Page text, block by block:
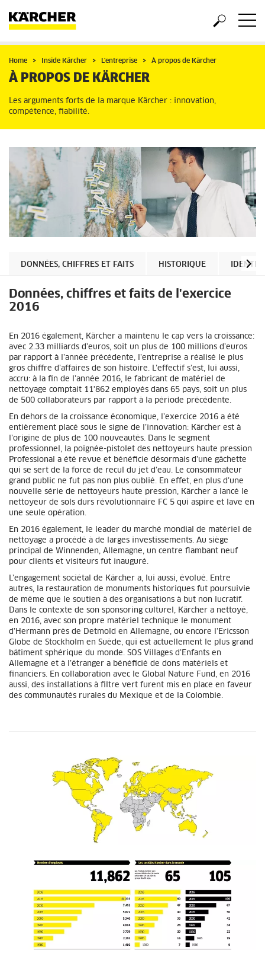
Home Inside Kärcher L'entreprise À propos de Kärcher
À PROPOS DE KÄRCHER
Les arguments forts de la marque Kärcher : innovation,
compétence, fiabilité.
DONNÉES, CHIFFRES ET FAITS HISTORIQUE
Données, chiffres et faits de l'exercice
2016
En 2016 également, Kärcher a maintenu le cap vers la croissance:
avec 2.33 milliards d’euros, soit un plus de 100 millions d’euros
par rapport à l’année précédente, l’entreprise a réalisé le plus
gros chiffre d’affaires de son histoire. L’effectif s’est, lui aussi,
accru: à la fin de l’année 2016, le fabricant de matériel de
nettoyage comptait 11'862 employés dans 65 pays, soit un plus
de 500 collaborateurs par rapport à la période précédente.
En dehors de la croissance économique, l’exercice 2016 a été
entièrement placé sous le signe de l’innovation: Kärcher est à
l’origine de plus de 100 nouveautés. Dans le segment
professionnel, la poignée-pistolet des nettoyeurs haute pression
Professional a été revue et bénéficie désormais d’une gâchette
qui se sert de la force de recul du jet d’eau. Le consommateur
grand public ne fut pas non plus oublié. En effet, en plus d’une
nouvelle série de nettoyeurs haute pression, Kärcher a lancé le
nettoyeur de sols durs révolutionnaire FC 5 qui aspire et lave en
une seule opération.
En 2016 également, le leader du marché mondial de matériel de
nettoyage a procédé à de larges investissements. Au siège
principal de Winnenden, Allemagne, un centre flambant neuf
pour clients et visiteurs fut inauguré.
L’engagement sociétal de Kärcher a, lui aussi, évolué. Entre
autres, la restauration de monuments historiques fut poursuivie
de même que le soutien à des organisations à but non lucratif.
Dans le contexte de son sponsoring culturel, Kärcher a nettoyé,
en 2016, avec son propre matériel technique le monument
d’Hermann près de Detmold en Allemagne, ou encore l’Ericsson
Globe de Stockholm en Suède, qui est actuellement le plus grand
bâtiment sphérique du monde. SOS Villages d’Enfants en
Allemagne et à l’étranger a bénéficié de dons matériels et
financiers. En collaboration avec le Global Nature Fund, en 2016
aussi, des installations à filtre vert furent mis en place en faveur
des communautés rurales du Mexique et de la Colombie.